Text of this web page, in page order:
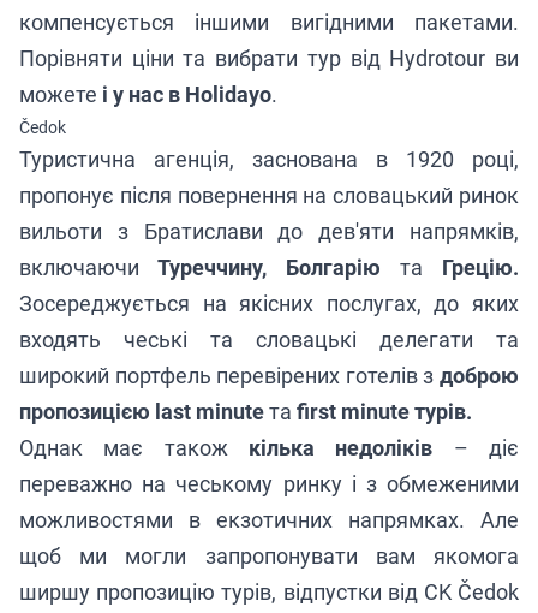
компенсується іншими вигідними пакетами.
Порівняти ціни та вибрати тур від Hydrotour ви
можете і у нас в Holidayo.
Čedok
Туристична агенція, заснована в 1920 році,
пропонує після повернення на словацький ринок
вильоти з Братислави до дев'яти напрямків,
включаючи Туреччину, Болгарію та Грецію.
Зосереджується на якісних послугах, до яких
входять чеські та словацькі делегати та
широкий портфель перевірених готелів з доброю
пропозицією last minuteта first minute турів.
Однак має також кілька недоліків – діє
переважно на чеському ринку і з обмеженими
можливостями в екзотичних напрямках. Але
щоб ми могли запропонувати вам якомога
ширшу пропозицію турів, відпустки від CK Čedok